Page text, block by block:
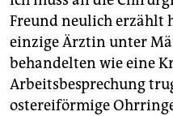
Freund neulich erzählt
einzige Ärztin unter
behandelten wie eine
Arbeitsbesprechung
ostereiförmige